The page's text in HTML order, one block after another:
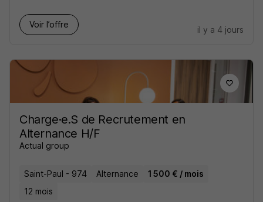
Voir l’offre
il y a 4 jours
Charge·e.S de Recrutement en
Alternance H/F
Actual group
Saint-Paul - 974 Alternance
1 500 € / mois
12 mois